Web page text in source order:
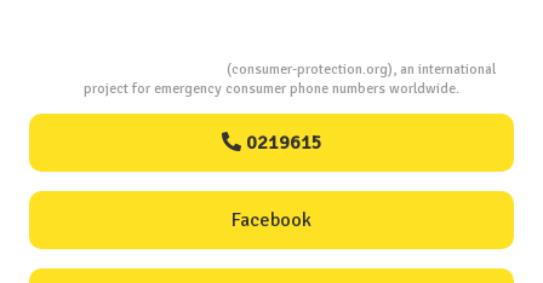
(consumer-protection.org), an international
project for emergency consumer phone numbers worldwide.
0219615
Facebook